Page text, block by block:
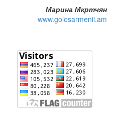
Марина Мкртчян
www.golosarmenii.am